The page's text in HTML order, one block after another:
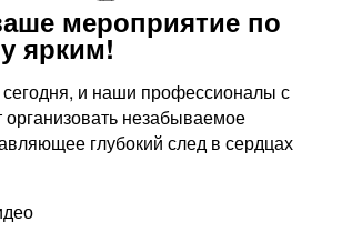
мероприятие по
ярким!​
и наши профессионалы с
организовать незабываемое
глубокий след в сердцах